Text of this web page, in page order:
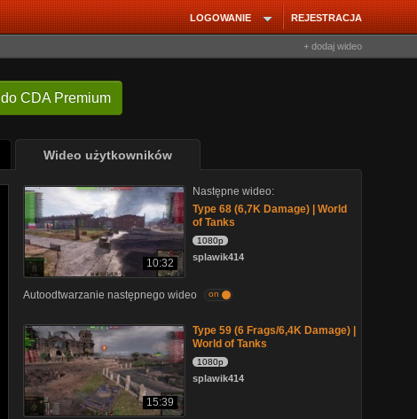
REJESTRACJA
LOGOWANIE
+ dodaj wideo
do CDA Premium
Wideo użytkowników
10:32
Następne wideo:
Type 68 (6,7K Damage) | World
of Tanks
1080p
splawik414
Autoodtwarzanie następnego wideo on
15:39
Type 59 (6 Frags/6,4K Damage) |
World of Tanks
1080p
splawik414